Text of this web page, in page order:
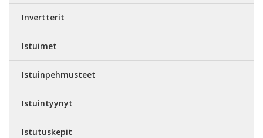
Invertterit
Istuimet
Istuinpehmusteet
Istuintyynyt
Istutuskepit